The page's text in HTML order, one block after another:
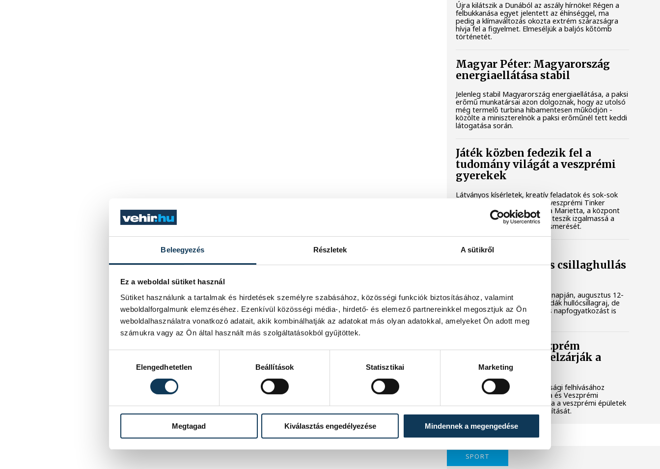
Beleegyezés Részletek A sütikről
Ez a weboldal sütiket használ
Sütiket használunk a tartalmak és hirdetések személyre szabásához, közösségi funkciók biztosításához, valamint
weboldalforgalmunk elemzéséhez. Ezenkívül közösségi média-, hirdető- és elemező partnereinkkel megosztjuk az Ön
weboldalhasználatra vonatkozó adatait, akik kombinálhatják az adatokat más olyan adatokkal, amelyeket Ön adott meg
számukra vagy az Ön által használt más szolgáltatásokból gyűjtöttek.
Elengedhetetlen
Beállítások Statisztikai Marketing
Megtagad Kiválasztás engedélyezése Mindennek a megengedése
Újra kilátszik a Dunából az aszály hírnöke! Régen a
felbukkanása egyet jelentett az éhínséggel, ma
pedig a klímaváltozás okozta extrém szárazságra
hívja fel a figyelmet. Elmeséljük a baljós kőtömb
történetét.
Magyar Péter: Magyarország
energiaellátása stabil
Jelenleg stabil Magyarország energiaellátása, a paksi
erőmű munkatársai azon dolgoznak, hogy az utolsó
még termelő turbina hibamentesen működjön -
közölte a miniszterelnök a paksi erőműnél tett keddi
látogatása során.
Játék közben fedezik fel a
tudomány világát a veszprémi
gyerekek
Látványos kísérletek, kreatív feladatok és sok-sok
élmény várja a gyerekeket a veszprémi Tinker
Labsben. Videónkban Balassa Marietta, a központ
vezetője mutatja be, hogyan teszik izgalmassá a
természettudományok megismerését.
Augusztus 12-én
napfogyatkozás és csillaghullás
Az év legsűrűbb csillagászati napján, augusztus 12-
én éjjel tetőzik majd a Perseidák hullócsillagraj, de
ugyanezen a napon részleges napfogyatkozást is
meg lehet majd figyelni.
Lekapcsolják Veszprém
díszkivilágítását, elzárják a
szökőkutakat
A kormány energiatakarékossági felhívásához
csatlakozva Veszprém városa és Veszprémi
Főegyházmegye is lekapcsolta a veszprémi épületek
és nevezetességek díszkivilágítását.
SPORT